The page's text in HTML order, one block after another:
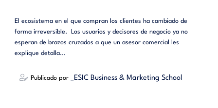
El ecosistema en el que compran los clientes ha cambiado de
forma irreversible. Los usuarios y decisores de negocio ya no
esperan de brazos cruzados a que un asesor comercial les
explique detalla...
Publicado por _ESIC Business & Marketing School